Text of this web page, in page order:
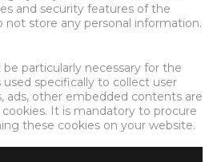
and security features of the
not store any personal information.
particularly necessary for the
specifically to collect user
ads, other embedded contents are
It is mandatory to procure
these cookies on your website.